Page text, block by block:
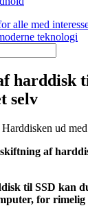
harddisk
selv
af
til SSD kan
for rimelig